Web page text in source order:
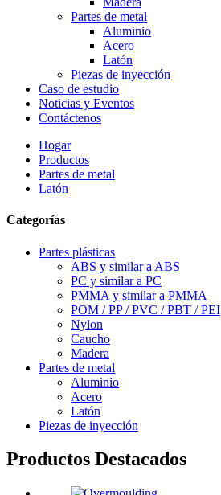
Partes de metal
Aluminio
Acero
Latón
Piezas de inyección
Caso de estudio
Noticias y Eventos
Contáctenos
Hogar
Productos
Partes de metal
Latón
Categorías
Partes plásticas
ABS y similar a ABS
PC y similar a PC
PMMA y similar a PMMA
POM / PP / PVC / PBT / PEI
Nylon
Caucho
Madera
Partes de metal
Aluminio
Acero
Latón
Piezas de inyección
Productos Destacados